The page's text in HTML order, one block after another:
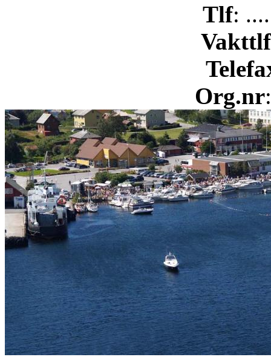
Tlf:
Vakttlf
Org.nr